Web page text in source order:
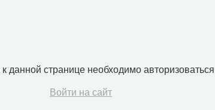
данной странице необходимо
Войти на сайт